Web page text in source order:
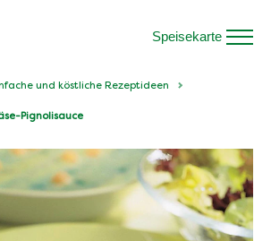
Speisekarte
und köstliche Rezeptideen
Pignolisauce